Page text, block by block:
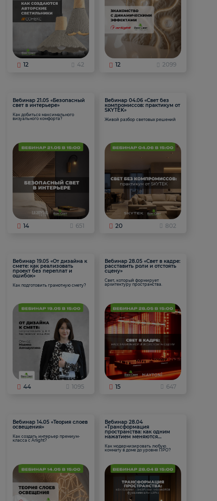
12 42 12 2099
Вебинар 21.05 «Безопасный
свет в интерьере»
Как добиться максимального
визуального комфорта?
14 651
Вебинар 04.06 «Свет без
компромиссов: практикум от
SKYTEK»
Живой разбор световых решений
20 802
Вебинар 19.05 «От дизайна к
смете: как реализовать
проект без переплат и
ошибок»
Как подготовить грамотную смету?
44 1095
Вебинар 28.05 «Свет в кадре:
расставить роли и отстоять
сцену»
Свет, который формирует
архитектуру пространства.
15 647
Вебинар 14.05 «Теория слоев
освещения»
Как создать интерьер премиум-
класса с Arlight?
Вебинар 28.04
«Трансформация
пространства: как одним
нажатием меняются
Как модернизировать любую
комнату в доме до уровня ПРО?